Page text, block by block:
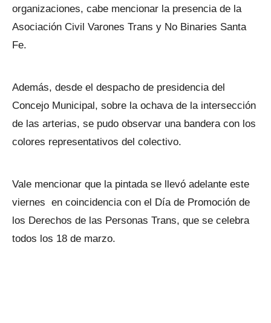
organizaciones, cabe mencionar la presencia de la
Asociación Civil Varones Trans y No Binaries Santa
Fe.
Además, desde el despacho de presidencia del
Concejo Municipal, sobre la ochava de la intersección
de las arterias, se pudo observar una bandera con los
colores representativos del colectivo.
Vale mencionar que la pintada se llevó adelante este
viernes en coincidencia con el Día de Promoción de
los Derechos de las Personas Trans, que se celebra
todos los 18 de marzo.